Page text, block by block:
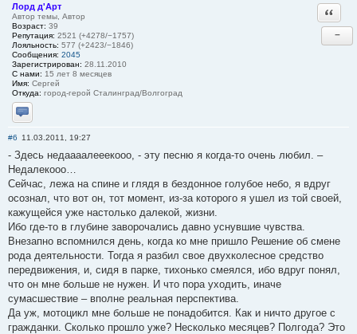
Лорд д'Арт
Автор темы, Автор
Возраст: 39
Репутация: 2521 (+4278/−1757)
Лояльность: 577 (+2423/−1846)
Сообщения: 2045
Зарегистрирован: 28.11.2010
С нами: 15 лет 8 месяцев
Имя: Сергей
Откуда: город-герой Сталинград/Волгоград
Отправить личное сообщение
−
#6 11.03.2011, 19:27
- Здесь недаааалееекооо, - эту песню я когда-то очень любил. –
Недалекооо…
Сейчас, лежа на спине и глядя в бездонное голубое небо, я вдруг
осознал, что вот он, тот момент, из-за которого я ушел из той своей,
кажущейся уже настолько далекой, жизни.
Ибо где-то в глубине заворочались давно уснувшие чувства.
Внезапно вспомнился день, когда ко мне пришло Решение об смене
рода деятельности. Тогда я разбил свое двухколесное средство
передвижения, и, сидя в парке, тихонько смеялся, ибо вдруг понял,
что он мне больше не нужен. И что пора уходить, иначе
сумасшествие – вполне реальная перспектива.
Да уж, мотоцикл мне больше не понадобится. Как и ничто другое с
гражданки. Сколько прошло уже? Несколько месяцев? Полгода? Это